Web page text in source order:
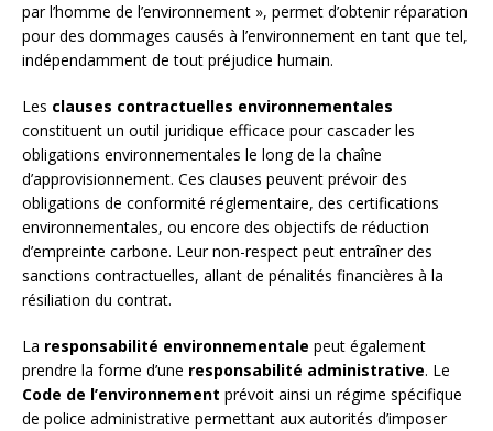
par l’homme de l’environnement », permet d’obtenir réparation
pour des dommages causés à l’environnement en tant que tel,
indépendamment de tout préjudice humain.
Les clauses contractuelles environnementales
constituent un outil juridique efficace pour cascader les
obligations environnementales le long de la chaîne
d’approvisionnement. Ces clauses peuvent prévoir des
obligations de conformité réglementaire, des certifications
environnementales, ou encore des objectifs de réduction
d’empreinte carbone. Leur non-respect peut entraîner des
sanctions contractuelles, allant de pénalités financières à la
résiliation du contrat.
La responsabilité environnementale peut également
prendre la forme d’une responsabilité administrative. Le
Code de l’environnement prévoit ainsi un régime spécifique
de police administrative permettant aux autorités d’imposer